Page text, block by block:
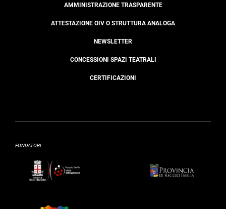
AMMINISTRAZIONE TRASPARENTE
ATTESTAZIONE OIV O STRUTTURA ANALOGA
NEWSLETTER
CONCESSIONI SPAZI TEATRALI
CERTIFICAZIONI
FONDATORI